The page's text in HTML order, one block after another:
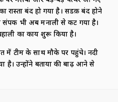
रास्ता बंद हो गया है। सडक़ बंद होने
भी अब मनाली से कट गया है।
का कार्य शुरू किया है।
में टीम के साथ मौके पर पहुंचे। नदी
है। उन्होंने बताया की बाढ़ आने से